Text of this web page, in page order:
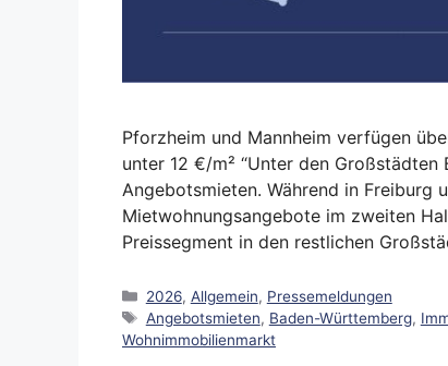
Pforzheim und Mannheim verfügen
unter 12 €/m² “Unter den
Angebotsmieten. Während in Freiburg
Mietwohnungsangebote im zweiten
Preissegment in den restlichen
Kategorien
2026, Allgemein, Pressemeldungen
Schlagwörter
Angebotsmieten, Baden-Württemberg,
Wohnimmobilienmarkt